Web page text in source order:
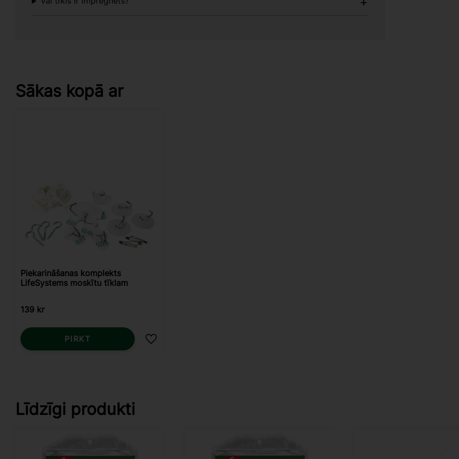
Sākas kopā ar
Piekarināšanas komplekts
LifeSystems moskītu tīklam
139 kr
Pievienot vēlmjām
PIRKT
Līdzīgi produkti